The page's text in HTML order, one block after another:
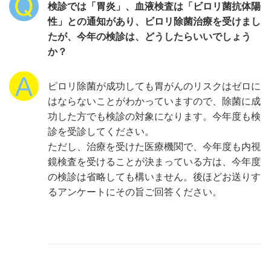
検診では「胃炎」、血液検査は「ビロリ菌抗体陽
性」との通知があり、ビロリ除菌治療を受けまし
たが、今年の検診は、どうしたらいいでしょう
か？
ピロリ除菌が成功しても胃がんのリスクはゼロに
はならないことがわかっていますので、除菌に成
功した方でも検診の対象になります。今年度も検
診を受診してください。
ただし、治療を受けた医療機関で、今年度も内視
鏡検査を受けることが決まっている方は、今年度
の検診は省略しても構いません。後ほどお送りす
るアンケートにその旨ご回答ください。